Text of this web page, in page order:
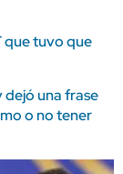
que tuvo que
una frase
o no tener